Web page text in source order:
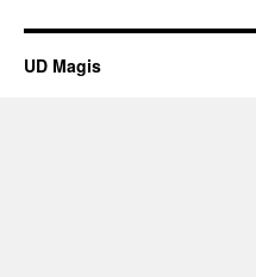
UD Magis